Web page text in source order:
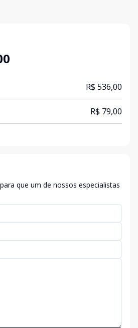
R$ 536,00
R$ 79,00
que um de nossos especialistas